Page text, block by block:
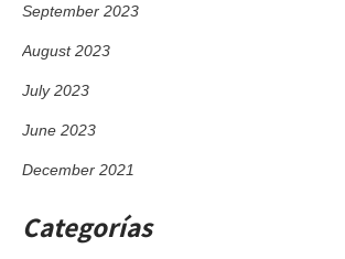
September 2023
August 2023
July 2023
June 2023
December 2021
Categorías